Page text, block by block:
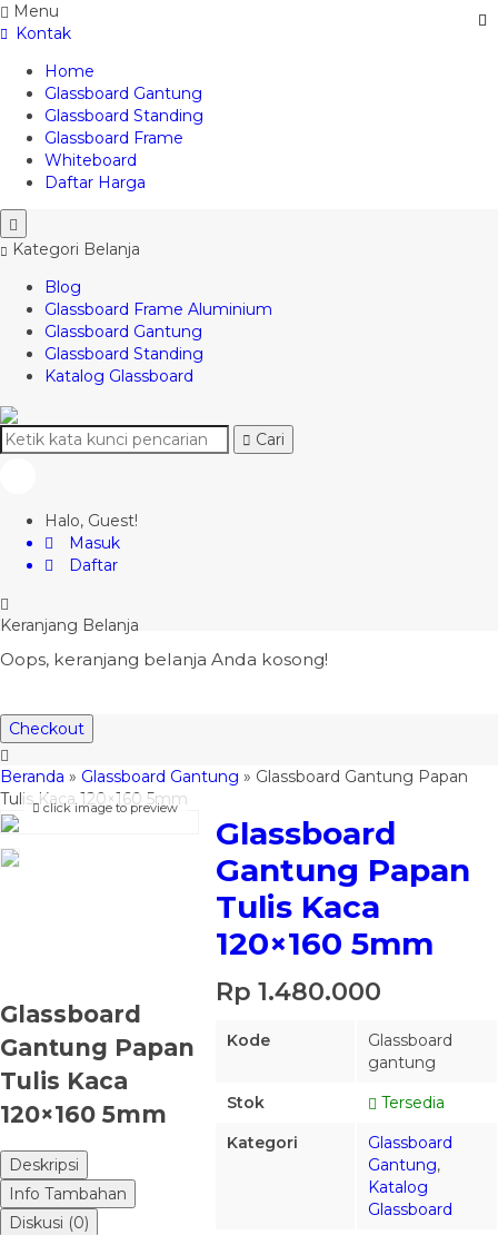
Menu
Kontak
Home
Glassboard Gantung
Glassboard Standing
Glassboard Frame
Whiteboard
Daftar Harga
Kategori Belanja
Blog
Glassboard Frame Aluminium
Glassboard Gantung
Glassboard Standing
Katalog Glassboard
Cari
Halo, Guest!
Masuk
Daftar
Keranjang Belanja
Oops, keranjang belanja Anda kosong!
Checkout
Beranda » Glassboard Gantung » Glassboard Gantung Papan
Tulis Kaca 120×160 5mm
click image to preview
Glassboard
Gantung Papan
Tulis Kaca
120×160 5mm
Rp 1.480.000
Kode
Glassboard
gantung
Stok
Tersedia
Kategori
Glassboard
Gantung,
Katalog
Glassboard
Glassboard
Gantung Papan
Tulis Kaca
120×160 5mm
Deskripsi
Info Tambahan
Diskusi (0)